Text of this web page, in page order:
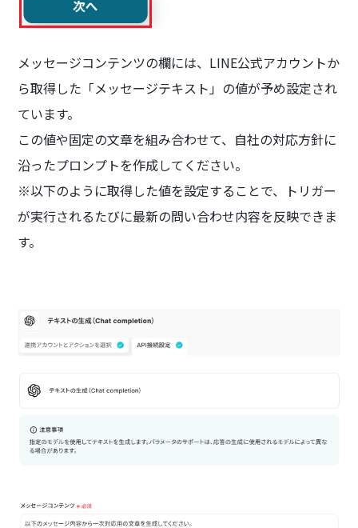
メッセージコンテンツの欄には、LINE公式アカウントか
ら取得した「メッセージテキスト」の値が予め設定され
ています。
この値や固定の文章を組み合わせて、自社の対応方針に
沿ったプロンプトを作成してください。
※以下のように取得した値を設定することで、トリガー
が実行されるたびに最新の問い合わせ内容を反映できま
す。